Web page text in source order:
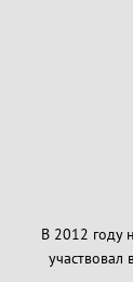
В 2012 году